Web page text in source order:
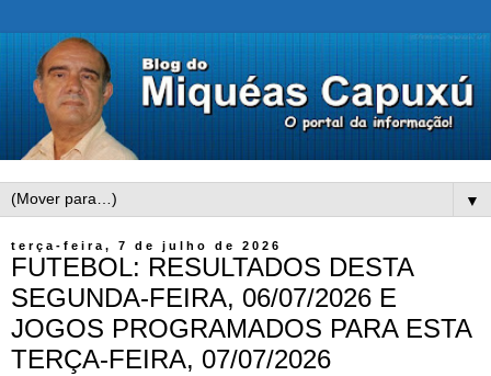
▼
terça-feira, 7 de julho de 2026
FUTEBOL: RESULTADOS DESTA
SEGUNDA-FEIRA, 06/07/2026 E
JOGOS PROGRAMADOS PARA ESTA
TERÇA-FEIRA, 07/07/2026